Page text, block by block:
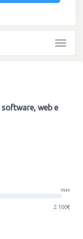
Toggle
web e
max
2.100€